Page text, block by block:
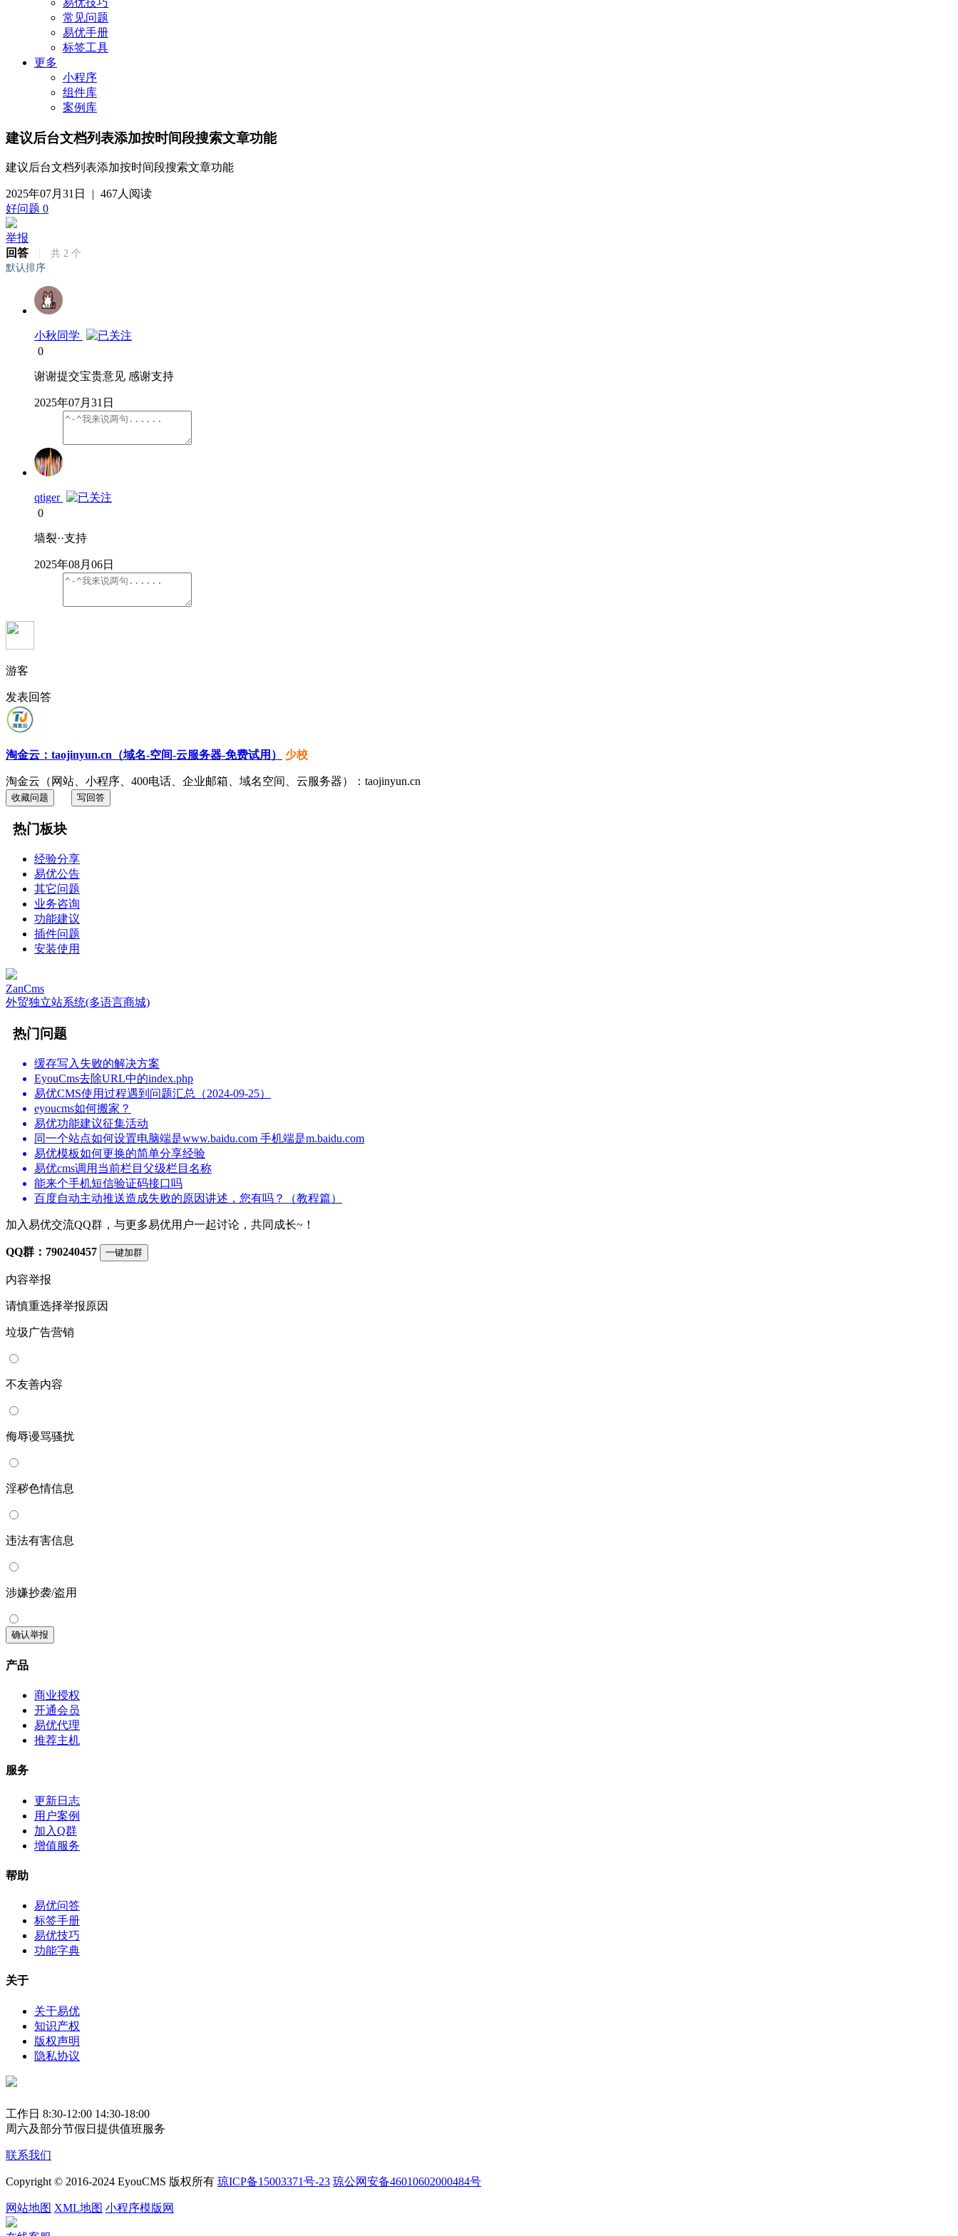
易优技巧
常见问题
易优手册
标签工具
更多
小程序
组件库
案例库
建议后台文档列表添加按时间段搜索文章功能
建议后台文档列表添加按时间段搜索文章功能
2025年07月31日 | 467人阅读
好问题 0
举报
回答
共 2 个
默认排序
小秋同学
0
谢谢提交宝贵意见 感谢支持
2025年07月31日
qtiger
0
墙裂··支持
2025年08月06日
游客
发表回答
淘金云：taojinyun.cn（域名-空间-云服务器-免费试用） 少校
淘金云（网站、小程序、400电话、企业邮箱、域名空间、云服务器）：taojinyun.cn
收藏问题 写回答
热门板块
经验分享
易优公告
其它问题
业务咨询
功能建议
插件问题
安装使用
ZanCms
外贸独立站系统(多语言商城)
热门问题
缓存写入失败的解决方案
EyouCms去除URL中的index.php
易优CMS使用过程遇到问题汇总（2024-09-25）
eyoucms如何搬家？
易优功能建议征集活动
同一个站点如何设置电脑端是www.baidu.com 手机端是m.baidu.com
易优模板如何更换的简单分享经验
易优cms调用当前栏目父级栏目名称
能来个手机短信验证码接口吗
百度自动主动推送造成失败的原因讲述，您有吗？（教程篇）
加入易优交流QQ群，与更多易优用户一起讨论，共同成长~！
QQ群：790240457 一键加群
内容举报
请慎重选择举报原因
垃圾广告营销
不友善内容
侮辱谩骂骚扰
淫秽色情信息
违法有害信息
涉嫌抄袭/盗用
确认举报
产品
商业授权
开通会员
易优代理
推荐主机
服务
更新日志
用户案例
加入Q群
增值服务
帮助
易优问答
标签手册
易优技巧
功能字典
关于
关于易优
知识产权
版权声明
隐私协议
工作日 8:30-12:00 14:30-18:00
周六及部分节假日提供值班服务
联系我们
Copyright © 2016-2024 EyouCMS 版权所有 琼ICP备15003371号-23 琼公网安备46010602000484号
网站地图 XML地图 小程序模版网